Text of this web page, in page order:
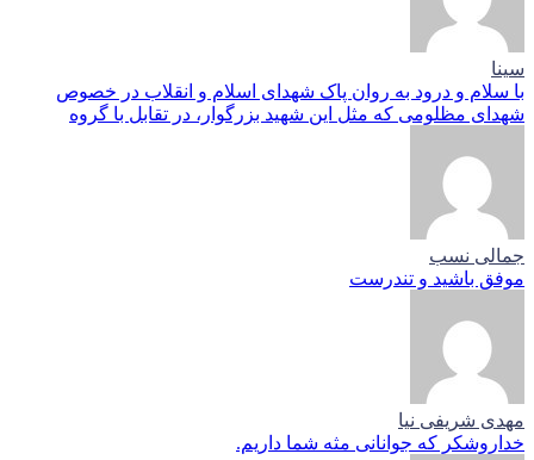
سینا
با سلام و درود به روان پاک شهدای اسلام و انقلاب در خصوص
شهدای مظلومی که مثل این شهید بزرگوار، در تقابل با گروه
جمالی نسب
موفق باشید و تندرست
مهدی شریفی نیا
خداروشکر که جوانانی مثه شما داریم.